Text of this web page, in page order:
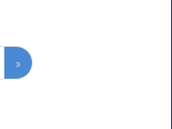
»Next